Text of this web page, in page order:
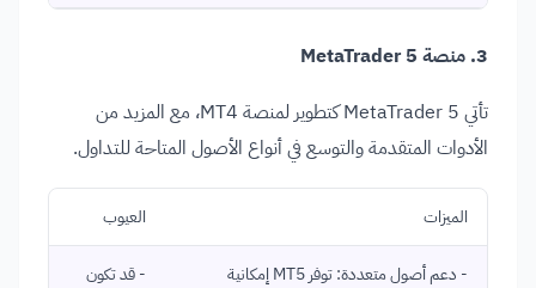
3. منصة MetaTrader 5
تأتي MetaTrader 5 كتطوير لمنصة MT4، مع المزيد من
الأدوات المتقدمة والتوسع في أنواع الأصول المتاحة للتداول.
الميزات العيوب
- دعم أصول متعددة: توفر MT5 إمكانية
- قد تكون